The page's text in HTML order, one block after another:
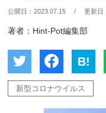
公開日：2023.07.15 / 更新日
著者：Hint-Pot編集部
B!
新型コロナウイルス